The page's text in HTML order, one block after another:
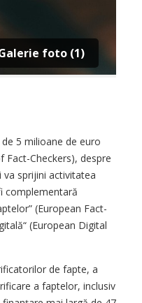
foto (1)
5 milioane de euro
Fact-Checkers), despre
sprijini activitatea
complementară
(European Fact-
(European Digital
de fapte, a
a faptelor, inclusiv